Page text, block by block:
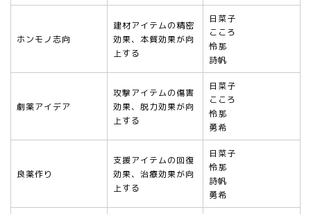
ホンモノ志向
建材アイテムの精密
効果、本質効果が向
上する
日菜子
こころ
怜那
詩帆
劇薬アイデア
攻撃アイテムの傷害
効果、脱力効果が向
上する
日菜子
こころ
怜那
勇希
良薬作り
支援アイテムの回復
効果、治療効果が向
上する
日菜子
怜那
詩帆
勇希